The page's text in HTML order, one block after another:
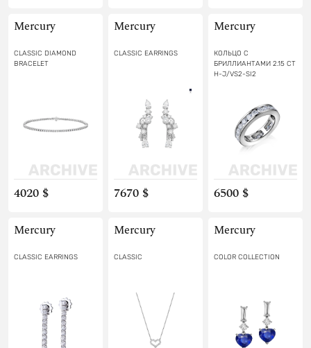
Mercury
CLASSIC DIAMOND
BRACELET
4020 $
Mercury
CLASSIC EARRINGS
7670 $
Mercury
КОЛЬЦО С
БРИЛЛИАНТАМИ 2.15 СT
H-J/VS2-SI2
6500 $
Mercury
CLASSIC EARRINGS
Mercury
CLASSIC
Mercury
COLOR COLLECTION